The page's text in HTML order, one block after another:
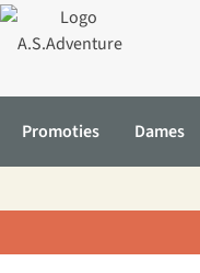
Promoties Dames